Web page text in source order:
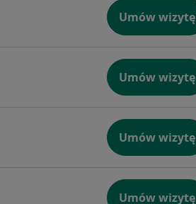
zasad etyki zawodu
z wytycznymi Polskiego
Umów wizytę
Umów wizytę
Umów wizytę
Umów wizytę